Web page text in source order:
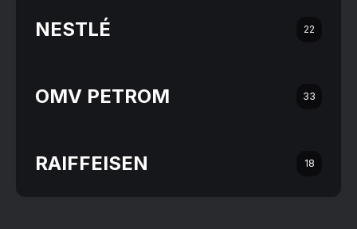
NESTLÉ 22
OMV PETROM 33
RAIFFEISEN 18